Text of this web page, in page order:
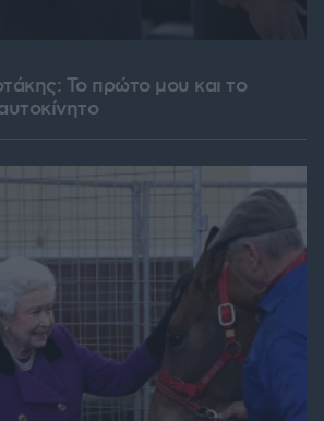
Το πρώτο μου και το